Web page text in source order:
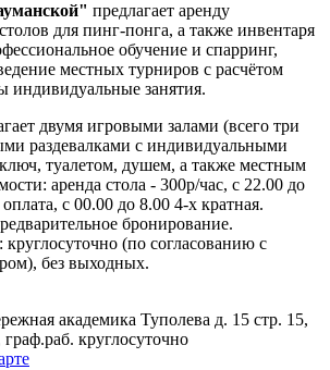
предлагает аренду
для пинг-понга, а также инвентаря
обучение и спарринг,
местных турниров с расчётом
индивидуальные занятия.
двумя игровыми залами (всего три
раздевалками с индивидуальными
туалетом, душем, а также местным
аренда стола - 300р/час, с 22.00 до
с 00.00 до 8.00 4-х кратная.
бронирование.
(по согласованию с
без выходных.
академика Туполева д. 15 стр. 15,
круглосуточно